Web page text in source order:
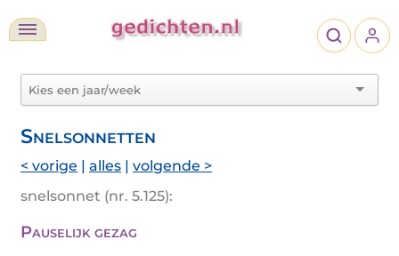
Snelsonnetten
< vorige | alles | volgende >
snelsonnet (nr. 5.125):
Pauselijk gezag